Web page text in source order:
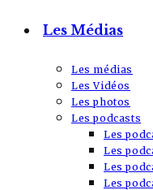
Les Médias
Les médias
Les Vidéos
Les photos
Les podcasts
Les
Les
Les
Les